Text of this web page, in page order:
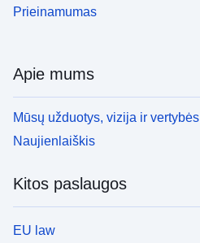
Prieinamumas
Apie mums
Mūsų užduotys, vizija ir vertybės
Naujienlaiškis
Kitos paslaugos
EU law